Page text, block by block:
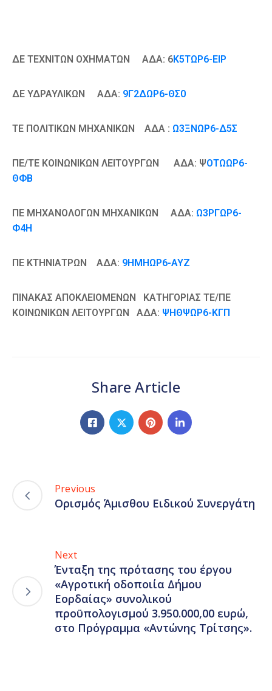
ΔΕ ΤΕΧΝΙΤΩΝ ΟΧΗΜΑΤΩΝ ΑΔΑ: 6Κ5ΤΩΡ6-ΕΙΡ
ΔΕ ΥΔΡΑΥΛΙΚΩΝ ΑΔΑ: 9Γ2ΔΩΡ6-ΘΣ0
ΤΕ ΠΟΛΙΤΙΚΩΝ ΜΗΧΑΝΙΚΩΝ ΑΔΑ : Ω3ΞΝΩΡ6-Δ5Σ
ΠΕ/ΤΕ ΚΟΙΝΩΝΙΚΩΝ ΛΕΙΤΟΥΡΓΩΝ ΑΔΑ: ΨΟΤΩΩΡ6-
ΘΦΒ
ΠΕ ΜΗΧΑΝΟΛΟΓΩΝ ΜΗΧΑΝΙΚΩΝ ΑΔΑ: Ω3ΡΓΩΡ6-
Φ4Η
ΠΕ ΚΤΗΝΙΑΤΡΩΝ ΑΔΑ: 9ΗΜΗΩΡ6-ΑΥΖ
ΠΙΝΑΚΑΣ ΑΠΟΚΛΕΙΟΜΕΝΩΝ ΚΑΤΗΓΟΡΙΑΣ ΤΕ/ΠΕ
ΚΟΙΝΩΝΙΚΩΝ ΛΕΙΤΟΥΡΓΩΝ ΑΔΑ: ΨΗΘΨΩΡ6-ΚΓΠ
Share Article
Previous
Ορισμός Άμισθου Ειδικού Συνεργάτη
Next
Ένταξη της πρότασης του έργου
«Αγροτική οδοποιία Δήμου
Εορδαίας» συνολικού
προϋπολογισμού 3.950.000,00 ευρώ,
στο Πρόγραμμα «Αντώνης Τρίτσης».